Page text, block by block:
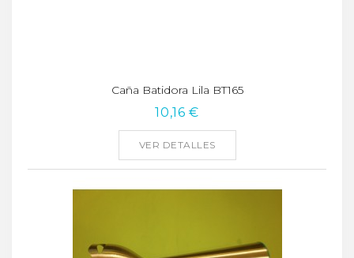
Caña Batidora Lila BT165
10,16 €
VER DETALLES